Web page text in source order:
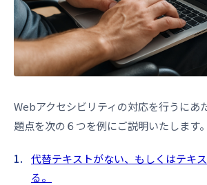
Webアクセシビリティの対応を行うにあ
題点を次の６つを例にご説明いたします。
代替テキストがない、もしくはテキ
る。